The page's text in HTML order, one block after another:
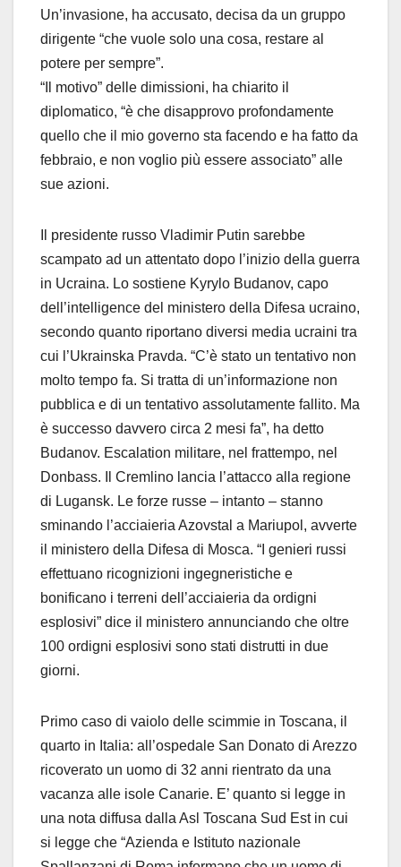
Un’invasione, ha accusato, decisa da un gruppo
dirigente “che vuole solo una cosa, restare al
potere per sempre”.
“Il motivo” delle dimissioni, ha chiarito il
diplomatico, “è che disapprovo profondamente
quello che il mio governo sta facendo e ha fatto da
febbraio, e non voglio più essere associato” alle
sue azioni.
Il presidente russo Vladimir Putin sarebbe
scampato ad un attentato dopo l’inizio della guerra
in Ucraina. Lo sostiene Kyrylo Budanov, capo
dell’intelligence del ministero della Difesa ucraino,
secondo quanto riportano diversi media ucraini tra
cui l’Ukrainska Pravda. “C’è stato un tentativo non
molto tempo fa. Si tratta di un’informazione non
pubblica e di un tentativo assolutamente fallito. Ma
è successo davvero circa 2 mesi fa”, ha detto
Budanov. Escalation militare, nel frattempo, nel
Donbass. Il Cremlino lancia l’attacco alla regione
di Lugansk. Le forze russe – intanto – stanno
sminando l’acciaieria Azovstal a Mariupol, avverte
il ministero della Difesa di Mosca. “I genieri russi
effettuano ricognizioni ingegneristiche e
bonificano i terreni dell’acciaieria da ordigni
esplosivi” dice il ministero annunciando che oltre
100 ordigni esplosivi sono stati distrutti in due
giorni.
Primo caso di vaiolo delle scimmie in Toscana, il
quarto in Italia: all’ospedale San Donato di Arezzo
ricoverato un uomo di 32 anni rientrato da una
vacanza alle isole Canarie. E’ quanto si legge in
una nota diffusa dalla Asl Toscana Sud Est in cui
si legge che “Azienda e Istituto nazionale